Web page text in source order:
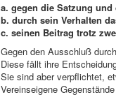
a. gegen die Satzung
b. durch sein Verhalten
c. seinen Beitrag trotz
Gegen den Ausschluß
Diese fällt ihre
Sie sind aber verpflichtet,
Vereinseigene